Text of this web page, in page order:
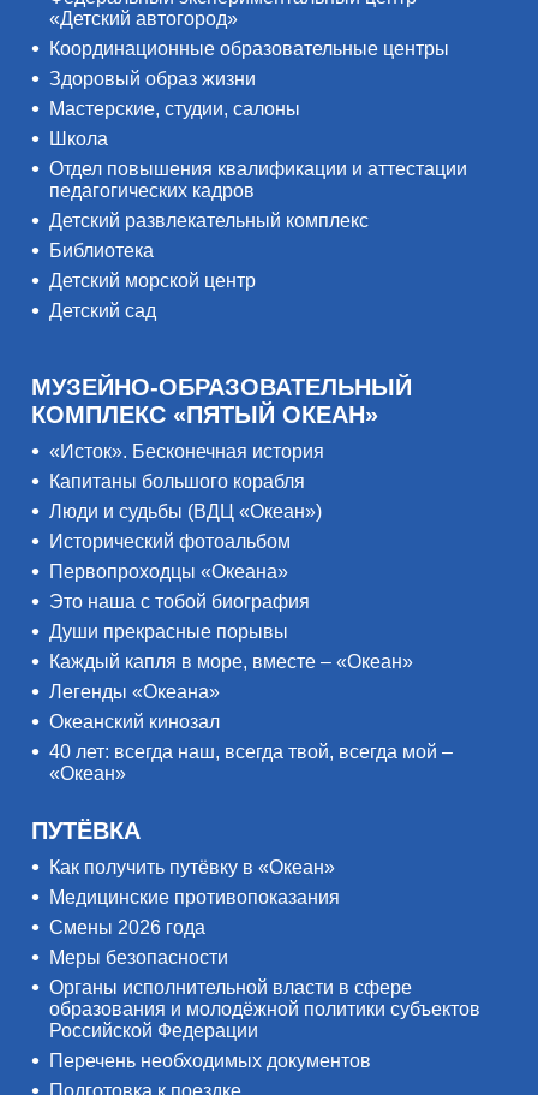
«Детский автогород»
Координационные образовательные центры
Здоровый образ жизни
Мастерские, студии, салоны
Школа
Отдел повышения квалификации и аттестации
педагогических кадров
Детский развлекательный комплекс
Библиотека
Детский морской центр
Детский сад
МУЗЕЙНО-ОБРАЗОВАТЕЛЬНЫЙ
КОМПЛЕКС «ПЯТЫЙ ОКЕАН»
«Исток». Бесконечная история
Капитаны большого корабля
Люди и судьбы (ВДЦ «Океан»)
Исторический фотоальбом
Первопроходцы «Океана»
Это наша с тобой биография
Души прекрасные порывы
Каждый капля в море, вместе – «Океан»
Легенды «Океана»
Океанский кинозал
40 лет: всегда наш, всегда твой, всегда мой –
«Океан»
ПУТЁВКА
Как получить путёвку в «Океан»
Медицинские противопоказания
Смены 2026 года
Меры безопасности
Органы исполнительной власти в сфере
образования и молодёжной политики субъектов
Российской Федерации
Перечень необходимых документов
Подготовка к поездке